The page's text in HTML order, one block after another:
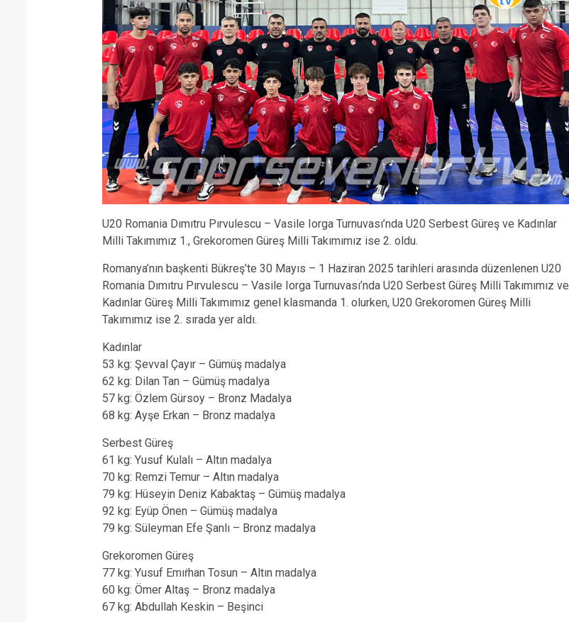
U20 Romania Dımıtru Pırvulescu – Vasile Iorga Turnuvası’nda U20 Serbest Güreş ve Kadınlar
Milli Takımımız 1., Grekoromen Güreş Milli Takımımız ise 2. oldu.
Romanya’nın başkenti Bükreş’te 30 Mayıs – 1 Haziran 2025 tarihleri arasında düzenlenen U20
Romania Dımıtru Pırvulescu – Vasile Iorga Turnuvası’nda U20 Serbest Güreş Milli Takımımız ve
Kadınlar Güreş Milli Takımımız genel klasmanda 1. olurken, U20 Grekoromen Güreş Milli
Takımımız ise 2. sırada yer aldı.
Kadınlar
53 kg: Şevval Çayır – Gümüş madalya
62 kg: Dilan Tan – Gümüş madalya
57 kg: Özlem Gürsoy – Bronz Madalya
68 kg: Ayşe Erkan – Bronz madalya
Serbest Güreş
61 kg: Yusuf Kulalı – Altın madalya
70 kg: Remzi Temur – Altın madalya
79 kg: Hüseyin Deniz Kabaktaş – Gümüş madalya
92 kg: Eyüp Önen – Gümüş madalya
79 kg: Süleyman Efe Şanlı – Bronz madalya
Grekoromen Güreş
77 kg: Yusuf Emıṙhan Tosun – Altın madalya
60 kg: Ömer Altaş – Bronz madalya
67 kg: Abdullah Keskin – Beşinci